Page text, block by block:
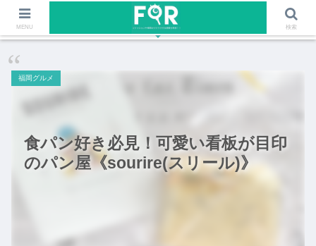
ファッションや福岡のワクワクする情報を発信！！
食パン好き必見！可愛い看板が目印
のパン屋《sourire(スリール)》
福岡グルメ
MENU 検索